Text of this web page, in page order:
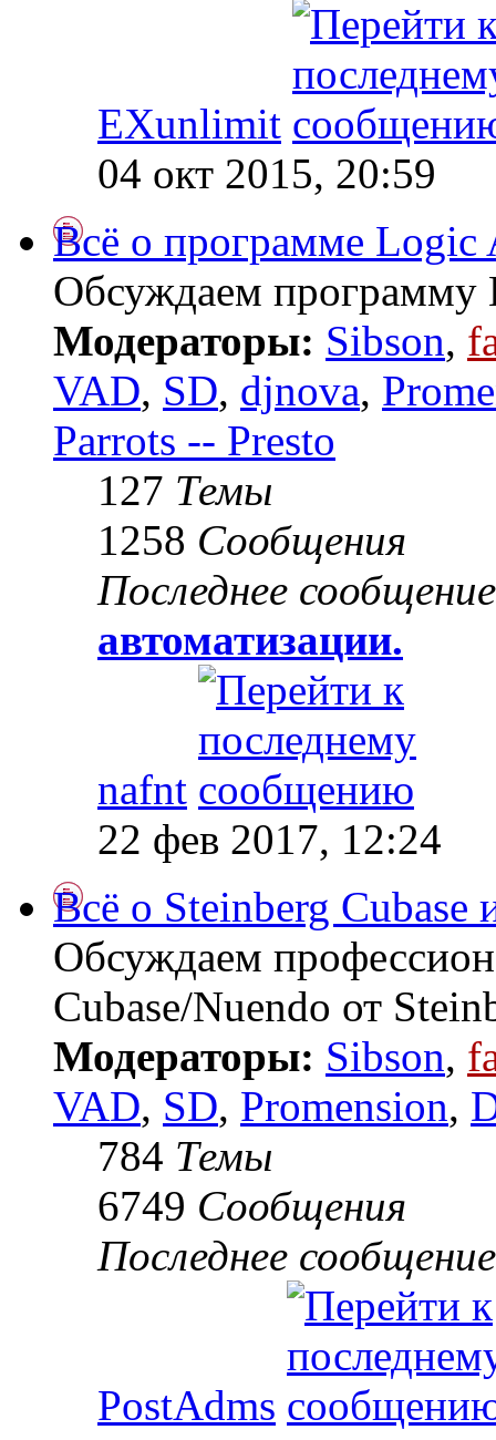
EXunlimit
04 окт 2015, 20:59
Всё о программе Logic
Обсуждаем программу
Модераторы: Sibson,
VAD, SD, djnova,
Parrots -- Presto
127 Темы
1258 Сообщения
Последнее сообщение
автоматизации.
nafnt
22 фев 2017, 12:24
Всё о Steinberg Cubase
Обсуждаем
Cubase/Nuendo от
Модераторы: Sibson,
VAD, SD, Promension,
784 Темы
6749 Сообщения
Последнее сообщение
PostAdms